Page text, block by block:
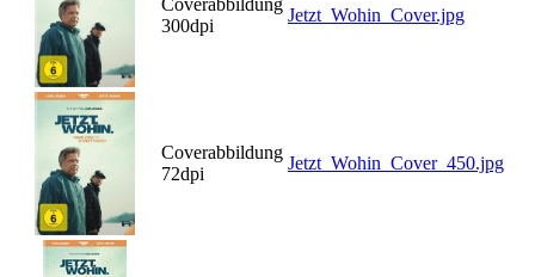
300dpi
Jetzt_Wohin_Cover.jpg
Coverabbildung
72dpi
Jetzt_Wohin_Cover_450.jpg